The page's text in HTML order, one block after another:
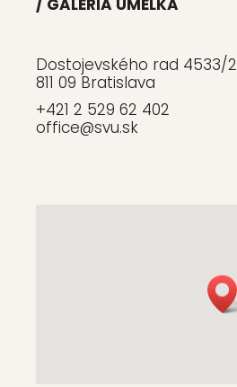
/ GALÉRIA UMELKA
Dostojevského rad 4533/2
811 09 Bratislava
+421 2 529 62 402
office@svu.sk